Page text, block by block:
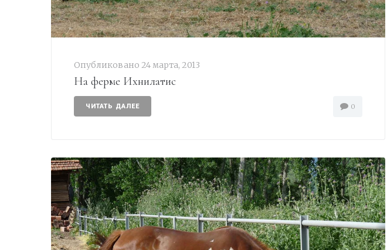
Опубликовано 24 марта, 2013
На ферме Ихнилатис
ЧИТАТЬ ДАЛЕЕ 0